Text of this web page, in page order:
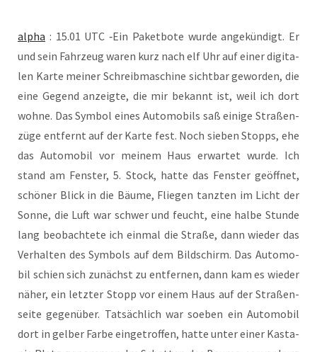
alpha : 15.01 UTC ‑Ein Paket­bo­te wur­de ange­kün­digt. Er
und sein Fahr­zeug waren kurz nach elf Uhr auf einer digi­ta­
len Kar­te mei­ner Schreib­ma­schi­ne sicht­bar gewor­den, die
eine Gegend anzeig­te, die mir bekannt ist, weil ich dort
woh­ne. Das Sym­bol eines Auto­mo­bils saß eini­ge Stra­ßen­
zü­ge ent­fernt auf der Kar­te fest. Noch sie­ben Stopps, ehe
das Auto­mo­bil vor mei­nem Haus erwar­tet wur­de. Ich
stand am Fens­ter, 5. Stock, hat­te das Fens­ter geöff­net,
schö­ner Blick in die Bäu­me, Flie­gen tanz­ten im Licht der
Son­ne, die Luft war schwer und feucht, eine hal­be Stun­de
lang beob­ach­te­te ich ein­mal die Stra­ße, dann wie­der das
Ver­hal­ten des Sym­bols auf dem Bild­schirm. Das Auto­mo­
bil schien sich zunächst zu ent­fer­nen, dann kam es wie­der
näher, ein letz­ter Stopp vor einem Haus auf der Stra­ßen­
sei­te gegen­über. Tat­säch­lich war soeben ein Auto­mo­bil
dort in gel­ber Far­be ein­ge­trof­fen, hat­te unter einer Kas­ta­